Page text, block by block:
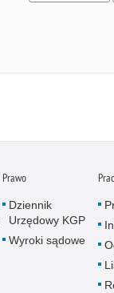
Prawo
Dziennik
Urzędowy KGP
Wyroki sądowe